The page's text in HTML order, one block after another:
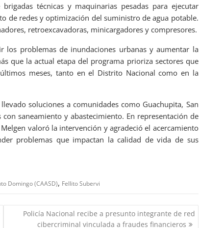
técnicas y maquinarias pesadas para ejecutar
de redes y optimización del suministro de agua potable.
retroexcavadoras, minicargadores y compresores.
los problemas de inundaciones urbanas y aumentar la
que la actual etapa del programa prioriza sectores que
meses, tanto en el Distrito Nacional como en la
soluciones a comunidades como Guachupita, San
saneamiento y abastecimiento. En representación de
valoró la intervención y agradeció el acercamiento
problemas que impactan la calidad de vida de sus
Domingo (CAASD), Fellito Subervi
Policía Nacional recibe a presunto integrante de red
cibercriminal vinculada a fraudes financieros